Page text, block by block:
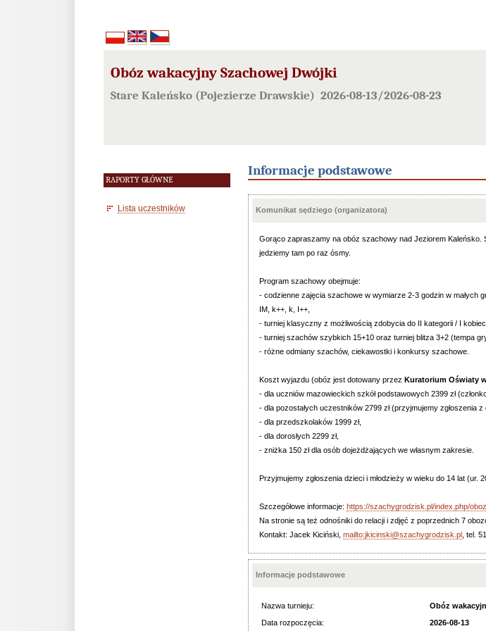
Obóz wakacyjny Szachowej Dwójki
Stare Kaleńsko (Pojezierze Drawskie) 2026-08-13/2026-08-23
RAPORTY GŁÓWNE
Lista uczestników
Informacje podstawowe
Komunikat sędziego (organizatora)
Gorąco zapraszamy na obóz szachowy nad Jeziorem
jedziemy tam po raz ósmy.
Program szachowy obejmuje:
- codzienne zajęcia szachowe w wymiarze 2-3 godzin w małych
IM, k++, k, I++,
- turniej klasyczny z możliwością zdobycia do II kategorii / I
- turniej szachów szybkich 15+10 oraz turniej blitza 3+2 (tempa
- różne odmiany szachów, ciekawostki i konkursy szachowe.
Koszt wyjazdu (obóz jest dotowany przez Kuratorium Oświaty
- dla uczniów mazowieckich szkół podstawowych 2399 zł
- dla pozostałych uczestników 2799 zł (przyjmujemy zgłoszenia z
- dla przedszkolaków 1999 zł,
- dla dorosłych 2299 zł,
- zniżka 150 zł dla osób dojeżdżających we własnym zakresie.
Przyjmujemy zgłoszenia dzieci i młodzieży w wieku do 14 lat (ur.
Szczegółowe informacje: https://szachygrodzisk.pl/index.php/
Na stronie są też odnośniki do relacji i zdjęć z poprzednich 7
Kontakt: Jacek Kiciński, mailto:jkicinski@szachygrodzisk.pl , tel.
Informacje podstawowe
Nazwa turnieju:
Obóz
Data rozpoczęcia:
2026-08-13